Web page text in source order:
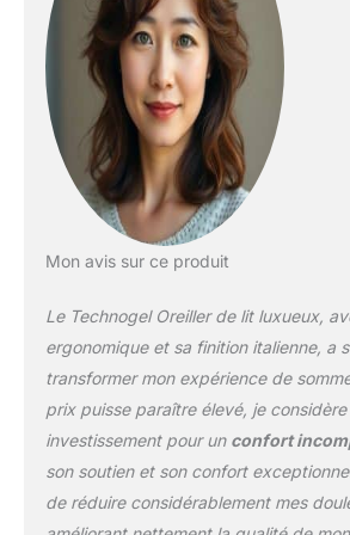
soulager le
épaules :
une forme
oreiller
alignement
vertébrale,
douleurs au
personnes
offrant une
moyenne et
profils,
pour les
le dos,
équilibré
Mon avis sur ce produit
Le Technogel Oreiller de lit luxueux,
ergonomique et sa finition italienne, a
transformer mon expérience de
prix puisse paraître élevé, je
investissement pour un confort
son soutien et son confort
de réduire considérablement mes